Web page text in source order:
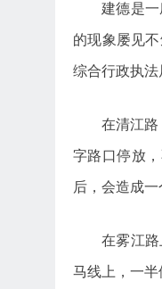
建德是
的现象屡见
综合行政执法
在清江路
字路口停放
后，会造成一
在雾江
马线上，一半